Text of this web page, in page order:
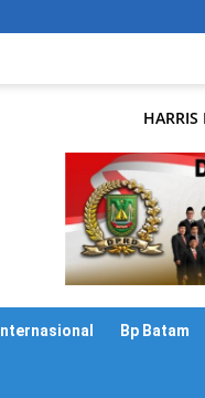
Internasional Bp Batam